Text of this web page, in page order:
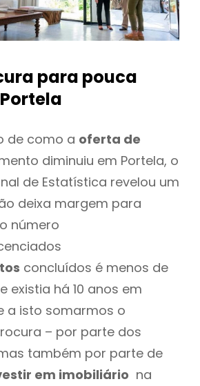
para pouca
de como a oferta de
diminuiu em Portela, o
de Estatística revelou um
deixa margem para
número
concluídos é menos de
existia há 10 anos em
a isto somarmos o
– por parte dos
também por parte de
em imobiliário na